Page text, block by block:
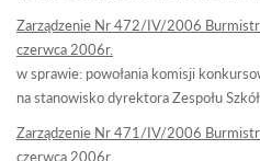
Zarządzenie Nr 472/IV/2006
czerwca 2006r.
w sprawie: powołania komisji
na stanowisko dyrektora Zespołu
Zarządzenie Nr 471/IV/2006
czerwca 2006r.